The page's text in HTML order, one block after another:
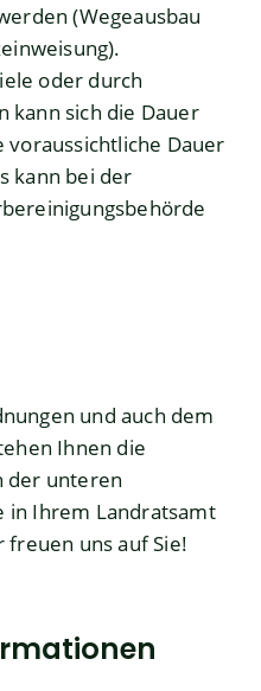
(Wegeausbau
oder durch
kann sich die Dauer
Dauer
kann bei der
und auch dem
Ihnen die
der unteren
in Ihrem Landratsamt
freuen uns auf Sie!